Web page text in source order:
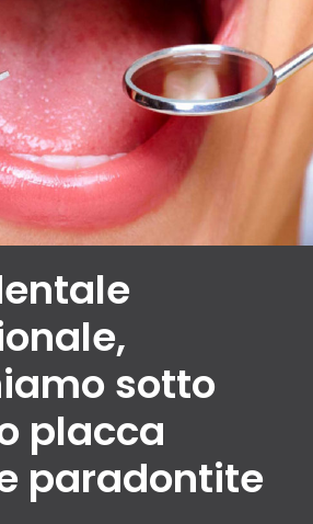
sotto
placca
paradontite